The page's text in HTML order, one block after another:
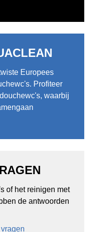
Europees
Profiteer
waarbij
of het reinigen met
de antwoorden